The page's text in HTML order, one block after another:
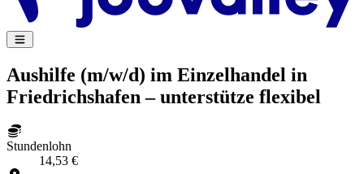
Aushilfe (m/w/d) im Einzelhandel in
Friedrichshafen – unterstütze flexibel
Stundenlohn
14,53 €